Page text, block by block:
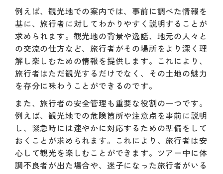
例えば、観光地での案内では、事前に調べた情報を
基に、旅行者に対してわかりやすく説明することが
求められます。観光地の背景や逸話、地元の人々と
の交流の仕方など、旅行者がその場所をより深く理
解し楽しむための情報を提供します。これにより、
旅行者はただ観光するだけでなく、その土地の魅力
を存分に味わうことができるのです。
また、旅行者の安全管理も重要な役割の一つです。
例えば、観光地での危険箇所や注意点を事前に説明
し、緊急時には速やかに対応するための準備をして
おくことが求められます。これにより、旅行者は安
心して観光を楽しむことができます。ツアー中に体
調不良者が出た場合や、迷子になった旅行者がいる